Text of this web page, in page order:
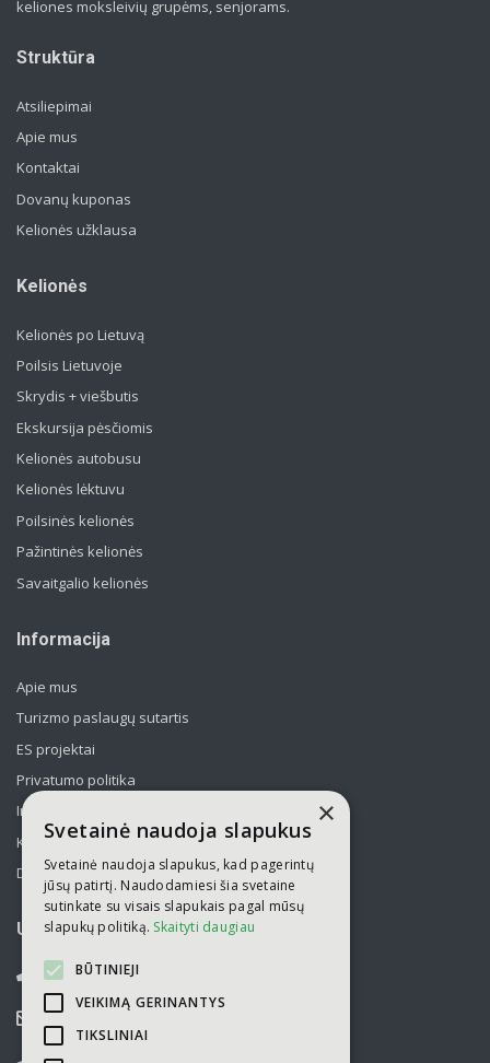
keliones moksleivių grupėms, senjorams.
Struktūra
Atsiliepimai
Apie mus
Kontaktai
Dovanų kuponas
Kelionės užklausa
Kelionės
Kelionės po Lietuvą
Poilsis Lietuvoje
Skrydis + viešbutis
Ekskursija pėsčiomis
Kelionės autobusu
Kelionės lėktuvu
Poilsinės kelionės
Pažintinės kelionės
Savaitgalio kelionės
Informacija
Apie mus
Turizmo paslaugų sutartis
ES projektai
Privatumo politika
Informavimas apie asmens duomenų tvarkymą
Kelionės kolektyvams po Lietuvą
Draudimas
UAB „Kelionių laikas“
052751446
info@kelioniulaikas.lt
×
Svetainė naudoja slapukus
Svetainė naudoja slapukus, kad pagerintų
jūsų patirtį. Naudodamiesi šia svetaine
sutinkate su visais slapukais pagal mūsų
slapukų politiką. Skaityti daugiau
BŪTINIEJI
VEIKIMĄ GERINANTYS
TIKSLINIAI